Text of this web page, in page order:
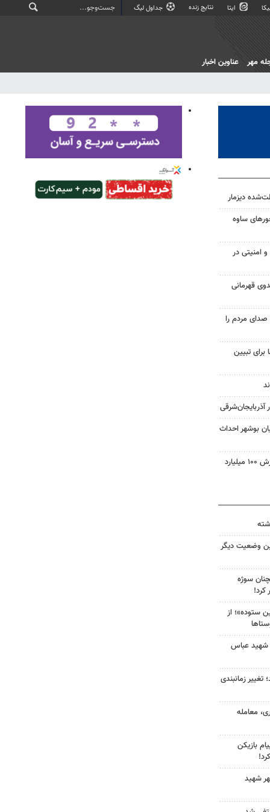
ایتا نتایج زنده جداول لیگ
مهر عناوین اخبار
دیزمار
ساوه
امنیتی در
قهرمانی
مردم را
تبیین
بوشهر احداث
تاجره: ۱۰ تن کالای قاچاق به ارزش ۱۰۰ میلیارد
وضعیت دیگر
سوژه
کرد!
ستوده»؛ از
شهید عباس
تغییر زمانبندی
معامله
بازیکن
شهید